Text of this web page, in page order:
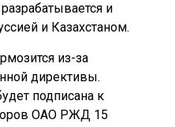
и
и Казахстаном.
из-за
директивы.
подписана к
ОАО РЖД 15